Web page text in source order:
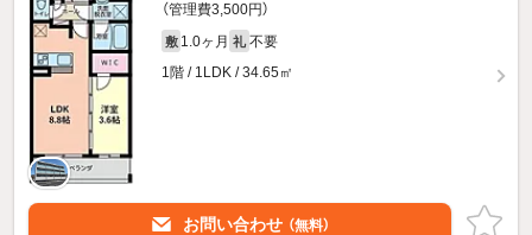
（管理費3,500円）
敷 1.0ヶ月 礼 不要
1階 / 1LDK / 34.65㎡
お問い合わせ （無料）